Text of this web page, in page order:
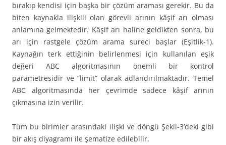
bırakıp kendisi için başka bir çözüm araması gerekir. Bu da
biten kaynakla ilişkili olan görevli arının kâşif arı olması
anlamına gelmektedir. Kâşif arı haline geldikten sonra, bu
arı için rastgele çözüm arama sureci başlar (Eşitlik-1).
Kaynağın terk ettiğinin belirlenmesi için kullanılan eşik
değeri ABC algoritmasının önemli bir kontrol
parametresidir ve “limit” olarak adlandırılmaktadır. Temel
ABC algoritmasında her çevrimde sadece kâşif arının
çıkmasına izin verilir.
Tüm bu birimler arasındaki ilişki ve döngü Şekil-3’deki gibi
bir akış diyagramı ile şematize edilebilir.